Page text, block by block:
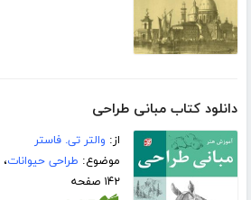
دانلود کتاب مبانی طراحی
از: والتر تی. فاستر
موضوع: طراحی حیوانات،
۱۴۲ صفحه